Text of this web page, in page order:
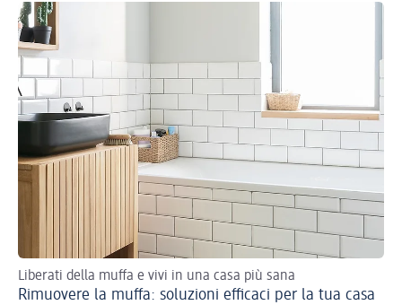
Liberati della muffa e vivi in una casa più sana
Rimuovere la muffa: soluzioni efficaci per la tua casa